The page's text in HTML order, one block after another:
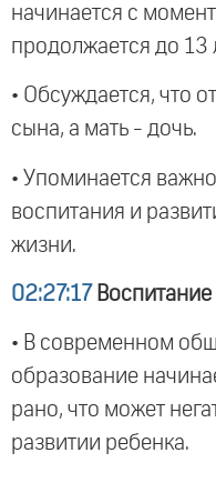
начинается с
продолжается до 13
• Обсуждается, что
сына, а мать - дочь.
• Упоминается
воспитания и
жизни.
02:27:17 Воспитание
• В современном
образование
рано, что может
развитии ребенка.